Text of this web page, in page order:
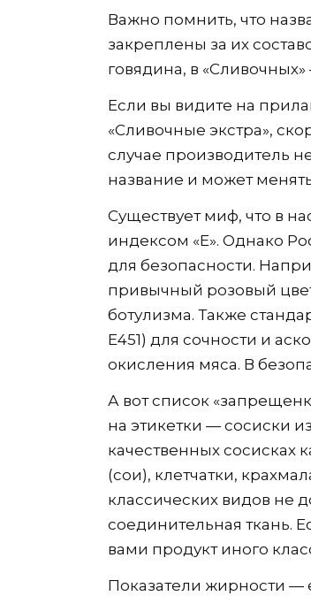
Важно помнить, что
закреплены за их
говядина, в
Если вы видите на
«Сливочные экстра»,
случае производитель
название и может
Существует миф, что в
индексом «Е». Однако
для безопасности.
привычный розовый
ботулизма. Также
Е451) для сочности и
окисления мяса. В
А вот список
на этикетки — сосиски
качественных сосисках
(сои), клетчатки,
классических видов не
соединительная ткань.
вами продукт иного
Показатели жирности